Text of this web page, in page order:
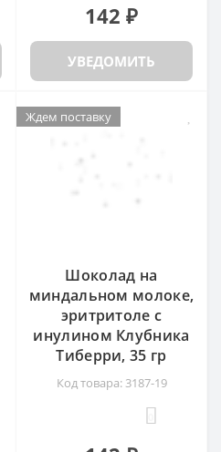
142 ₽
УВЕДОМИТЬ
Ждем поставку
Шоколад на
миндальном молоке,
эритритоле с
инулином Клубника
Тиберри, 35 гр
Код товара: 3187-19